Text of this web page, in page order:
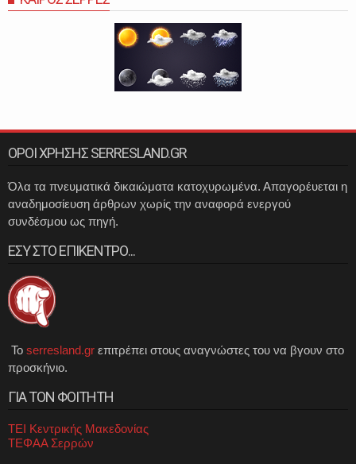
ΟΡΟΙ ΧΡΗΣΗΣ SERRESLAND.GR
Όλα τα πνευματικά δικαιώματα κατοχυρωμένα. Απαγορέυεται η
αναδημοσίευση άρθρων χωρίς την αναφορά ενεργού
συνδέσμου ως πηγή.
ΕΣΥ ΣΤΟ ΕΠΙΚΕΝΤΡΟ...
Το serresland.gr επιτρέπει στους αναγνώστες του να βγουν στο
προσκήνιο.
ΓΙΑ ΤΟΝ ΦΟΙΤΗΤΗ
ΤΕΙ Κεντρικής Μακεδονίας
ΤΕΦΑΑ Σερρών